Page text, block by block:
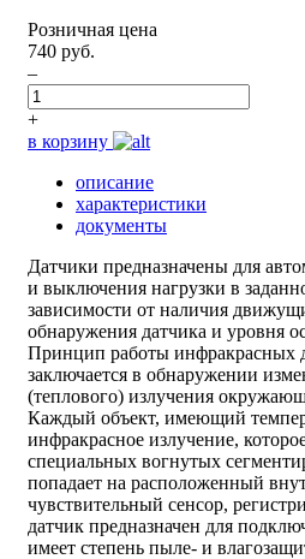
Розничная цена
740 руб.
–
+
в корзину
описание
характеристики
документы
Датчики предназначены для
и выключения нагрузки в
зависимости от наличия
обнаружения датчика и уровня
Принцип работы инфракрасных
заключается в обнаружении
(теплового) излучения
Каждый объект, имеющий
инфракрасное излучение,
специальных вогнутых
попадает на расположенный
чувствительный сенсор,
датчик предназначен для
имеет степень пыле- и